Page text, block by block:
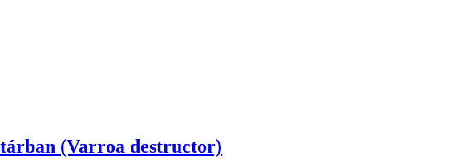
(Varroa destructor)